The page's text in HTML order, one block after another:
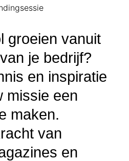
groeien vanuit
je bedrijf?
en inspiratie
missie een
maken.
van
en